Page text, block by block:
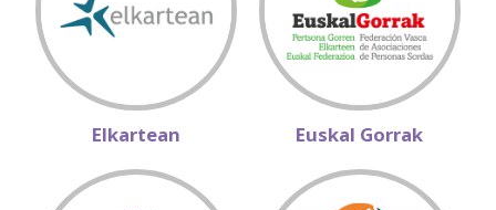
Elkartean Euskal Gorrak